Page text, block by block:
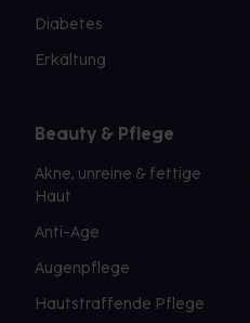
Diabetes
Erkältung
Beauty & Pflege
Akne, unreine & fettige
Haut
Anti-Age
Augenpflege
Hautstraffende Pflege